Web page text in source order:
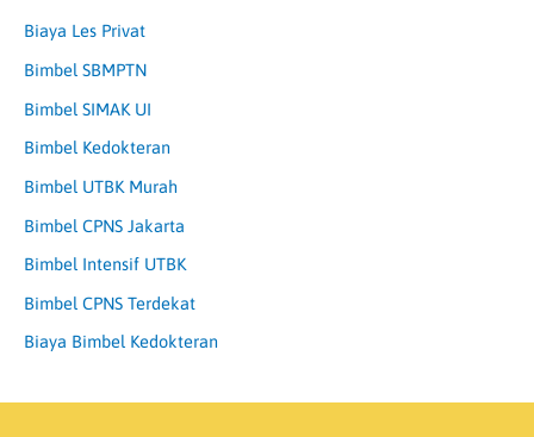
Biaya Les Privat
Bimbel SBMPTN
Bimbel SIMAK UI
Bimbel Kedokteran
Bimbel UTBK Murah
Bimbel CPNS Jakarta
Bimbel Intensif UTBK
Bimbel CPNS Terdekat
Biaya Bimbel Kedokteran